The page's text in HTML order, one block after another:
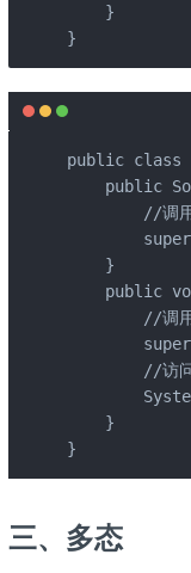
    }
}
public class
public
//调
    }
public
//调
//访
    }
}
三、多态